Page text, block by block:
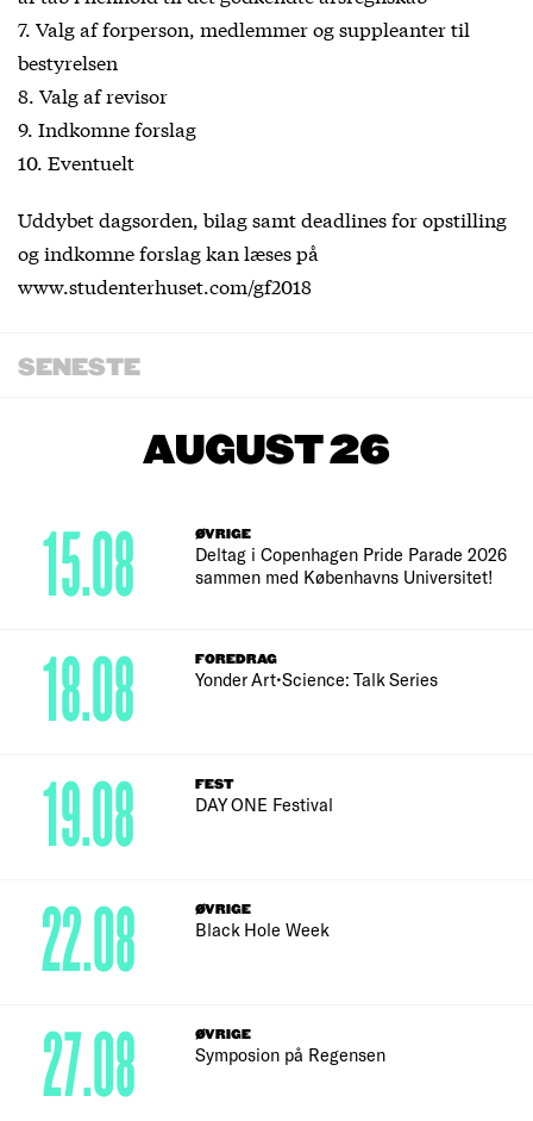
7. Valg af forperson, medlemmer og suppleanter til
bestyrelsen
8. Valg af revisor
9. Indkomne forslag
10. Eventuelt
Uddybet dagsorden, bilag samt deadlines for opstilling
og indkomne forslag kan læses på
www.studenterhuset.com/gf2018
SENESTE
AUGUST 26
ØVRIGE
Deltag i Copenhagen Pride Parade 2026
sammen med Københavns Universitet!
15.08
FOREDRAG
Yonder Art•Science: Talk Series
18.08
FEST
DAY ONE Festival
19.08
ØVRIGE
Black Hole Week
22.08
ØVRIGE
Symposion på Regensen
27.08